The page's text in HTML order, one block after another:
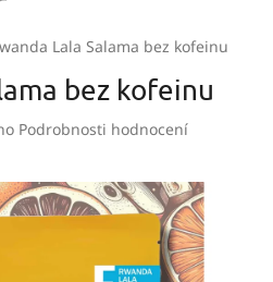
Lala Salama bez kofeinu
bez kofeinu
Podrobnosti hodnocení